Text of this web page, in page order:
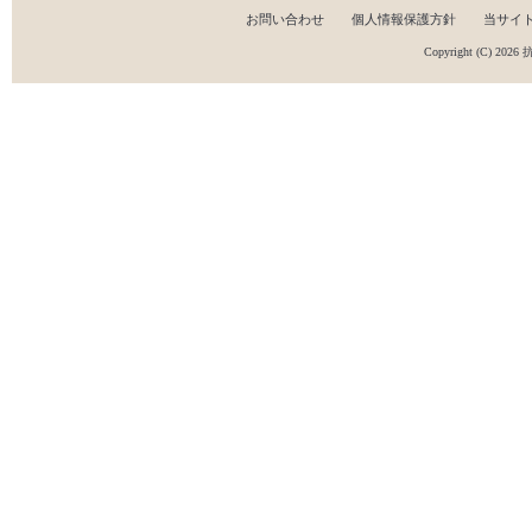
お問い合わせ 個人情報保護方針 当サイ
Copyright (C) 2026